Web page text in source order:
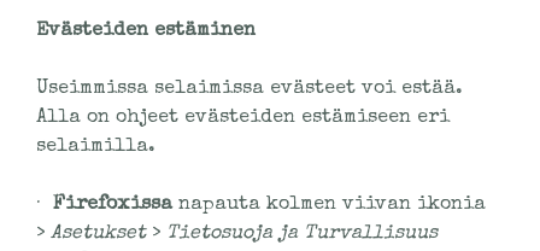
Evästeiden estäminen
Useimmissa selaimissa evästeet voi estää.
Alla on ohjeet evästeiden estämiseen eri
selaimilla.
· Firefoxissanapauta kolmen viivan ikonia
> Asetukset> Tietosuoja ja Turvallisuus